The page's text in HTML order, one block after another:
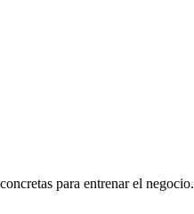
para entrenar el negocio.